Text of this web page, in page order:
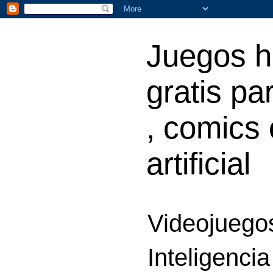
Juegos
gratis
, comics
artificial